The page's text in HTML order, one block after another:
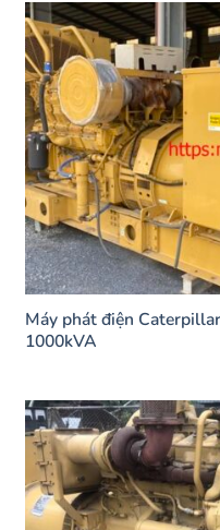
Máy phát điện Caterpillar
1000kVA